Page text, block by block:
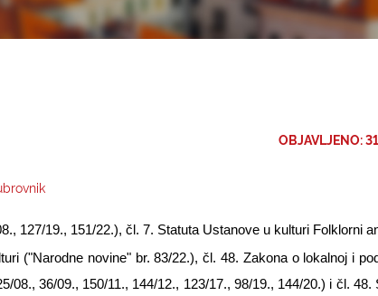
OBJAVLJENO:
127/19., 151/22.), čl. 7. Statuta Ustanove u kulturi Folklorni
("Narodne novine" br. 83/22.), čl. 48. Zakona o lokalnoj i
08., 36/09., 150/11., 144/12., 123/17., 98/19., 144/20.) i čl. 48.